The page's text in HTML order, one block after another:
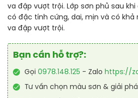
va đập vượt trội. Lớp sơn phủ sau
có đặc tính cứng, dai, mịn và có khả
va đập vượt trội.
Bạn cần hỗ trợ?:
Gọi 0978.148.125 - Zalo https://
Tư vấn chọn màu sơn & giải